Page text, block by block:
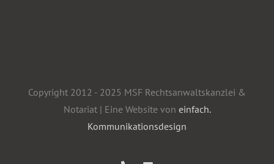
Copyright 2012 - 2025 MSF Rechtsanwaltskanzlei &
Notariat | Eine Website von einfach.
Kommunikationsdesign